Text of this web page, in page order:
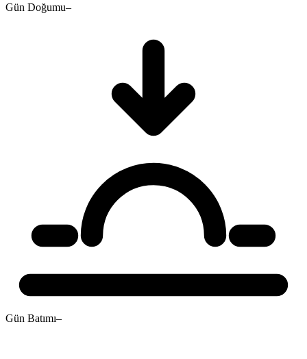
Gün Doğumu–
Gün Batımı–